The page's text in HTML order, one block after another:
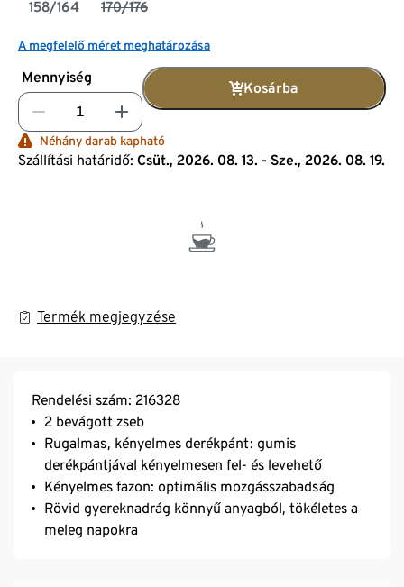
158/164 170/176
A megfelelő méret meghatározása
Mennyiség
Kosárba
Néhány darab kapható
Szállítási határidő: Csüt., 2026. 08. 13. - Sze., 2026. 08. 19.
Termék megjegyzése
Rendelési szám: 216328
2 bevágott zseb
Rugalmas, kényelmes derékpánt: gumis
derékpántjával kényelmesen fel- és levehető
Kényelmes fazon: optimális mozgásszabadság
Rövid gyereknadrág könnyű anyagból, tökéletes a
meleg napokra